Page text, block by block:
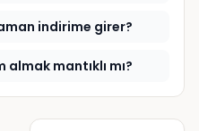
indirime girer?
almak mantıklı mı?